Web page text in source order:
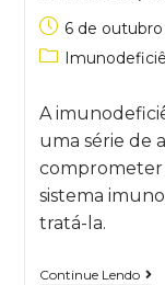
6 de outubro
A
uma série de
sistema
tratá-la.
Continue Lendo